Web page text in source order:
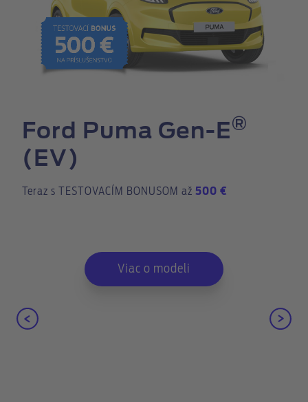
Ford Puma Gen-E®
(EV)
Teraz s TESTOVACÍM BONUSOM až 500 €
Viac o modeli